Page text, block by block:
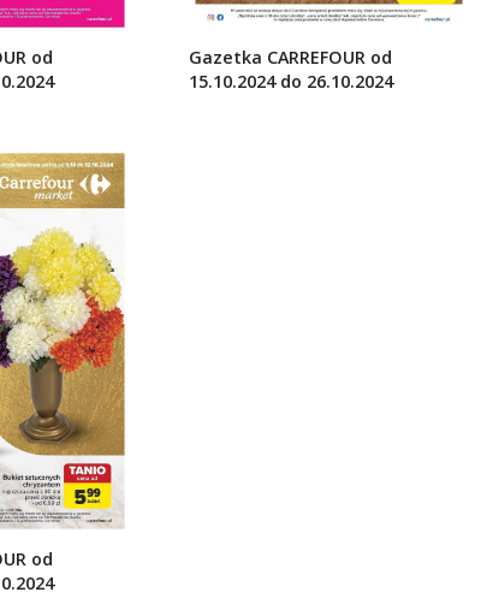
od
Gazetka CARREFOUR od
15.10.2024 do 26.10.2024
od